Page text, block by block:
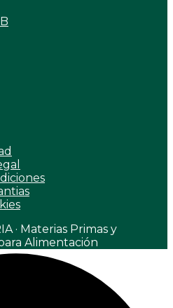
· Materias Primas y
Alimentación